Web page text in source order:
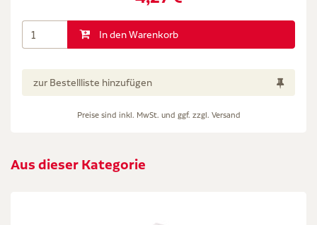
In den Warenkorb
zur Bestellliste hinzufügen
Preise sind inkl. MwSt. und ggf. zzgl. Versand
Aus dieser Kategorie